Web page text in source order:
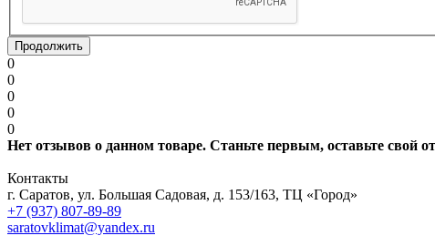
Продолжить
0
0
0
0
0
Нет отзывов о данном товаре. Станьте первым, оставьте свой
Контакты
г. Саратов, ул. Большая Садовая, д. 153/163, ТЦ «Город»
+7 (937) 807-89-89
saratovklimat@yandex.ru